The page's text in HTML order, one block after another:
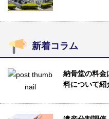
新着コラム
納骨堂の料金
料について紹